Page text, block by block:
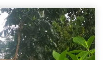
Amazonie
équatorienne
dans
refuge
d’animaux